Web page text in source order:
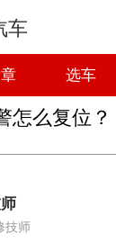
车
选车
怎么复位？
技师